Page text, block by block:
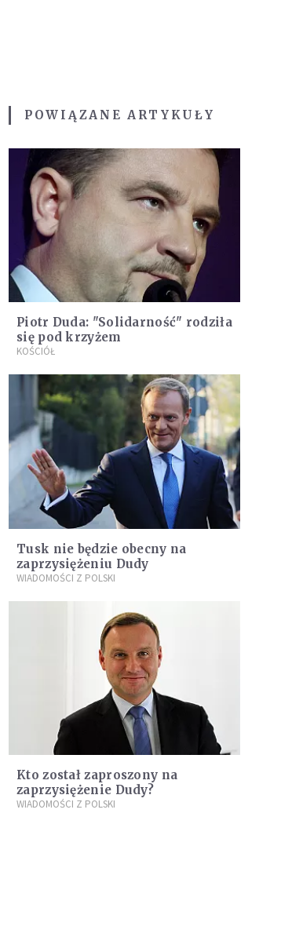
POWIĄZANE ARTYKUŁY
Piotr Duda: "Solidarność" rodziła
się pod krzyżem
KOŚCIÓŁ
Tusk nie będzie obecny na
zaprzysiężeniu Dudy
WIADOMOŚCI Z POLSKI
Kto został zaproszony na
zaprzysiężenie Dudy?
WIADOMOŚCI Z POLSKI